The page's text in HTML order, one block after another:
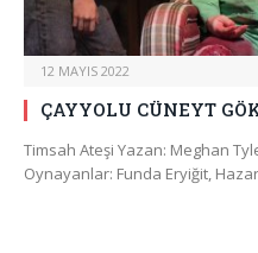
12 MAYIS 2022
ÇAYYOLU CÜNEYT
Timsah Ateşi Yazan: Meghan
Oynayanlar: Funda Eryiğit,